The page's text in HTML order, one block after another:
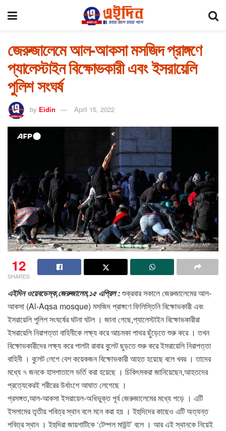
জেরুজালেমে আল-আকসা মসজিদ প্রাঙ্গণে
প্যালেস্টাইন বিক্ষোভকারী এবং ইসরায়েলি
পুলিশ সংঘর্ষ
by Eidin April 15, 2022
12
SHARES
এইদিন ওয়েবডেস্ক,জেরুজালেম,১৫ এপ্রিল :শুক্রবার সকালে জেরুজালেমের আল-
আকসা (Al-Aqsa mosque) মসজিদ প্রাঙ্গণে ফিলিস্তিনি বিক্ষোভকারী এবং
ইসরায়েলি পুলিশ সংঘর্ষের ঘটনা ঘটল । জানা গেছে,প্যালেস্টাইন বিক্ষোভকারীরা
ইসরায়েলি নিরাপত্তা বাহিনীকে লক্ষ্য করে আচমকা পাথর ছুঁড়েতে শুরু করে । তখন
বিক্ষোভকারীদের লক্ষ্য করে পালটা রাবার বুলেট ছুড়তে শুরু করে ইসরায়েলি নিরাপত্তা
বাহিনী । বুলেট লেগে বেশ কয়েকজন বিক্ষোভকারী আহত হয়েছে বলে খবর । তাদের
মধ্যে ৭ জনকে হাসপাতালে ভর্তি করা হয়েছে । চিকিৎসকরা জানিয়েছেন,আহতদের
প্রত্যেকেরই শরীরের উর্ধাংশে আঘাত লেগেছে ।
প্রসঙ্গত,আল-আকসা ইসরায়েল-অধিভুক্ত পূর্ব জেরুজালেমের মধ্যে পড়ে । এটি
ইসলামের তৃতীয় পবিত্র স্থান বলে মনে করা হয় । ইহুদিদের কাছেও এটি অত্যন্ত
পবিত্র স্থান । ইহুদিরা জায়গাটিকে ‘টেম্পল মাউন্ট’ বলে । আর এই স্থানকে নিয়েই